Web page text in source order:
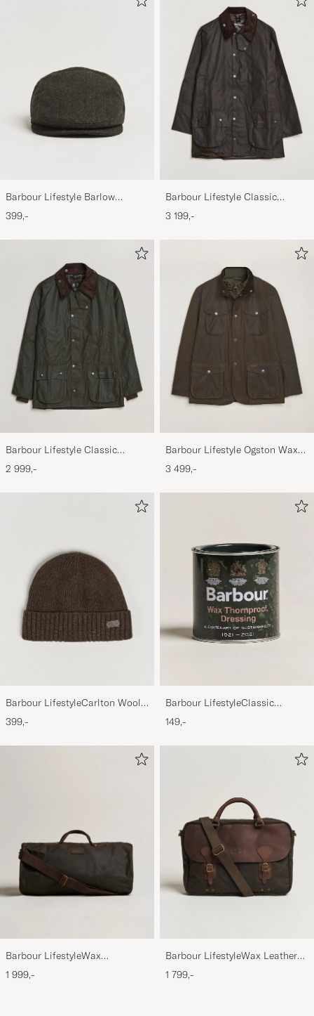
Barbour Lifestyle Barlow
Herringbone Cap Olive
399,-
Barbour Lifestyle Classic
Beaufort Jacket Olive
3 199,-
Barbour Lifestyle Classic
Bedale Jacket Olive
2 999,-
Barbour Lifestyle Ogston Waxed
Jacket Olive
3 499,-
Barbour LifestyleCarlton Wool
BeanieMid Brown
399,-
Barbour LifestyleClassic
Thornproof Dressing
149,-
Barbour LifestyleWax
HoldallOlive
1 999,-
Barbour LifestyleWax Leather
Briefcase Olive
1 799,-